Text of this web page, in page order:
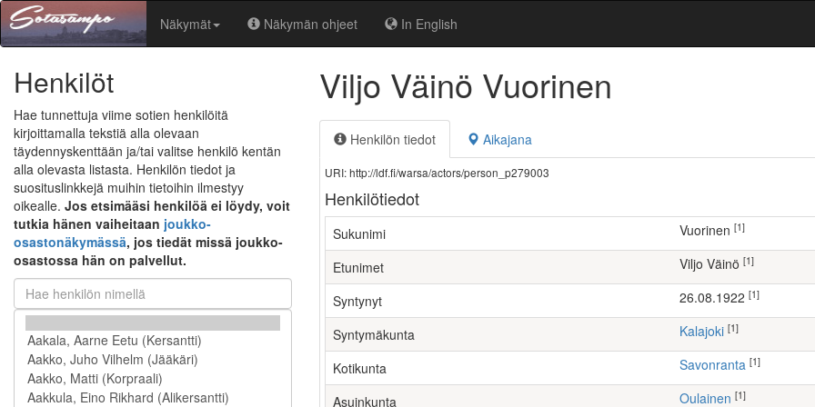
Näkymät Näkymän ohjeet In English
Henkilöt
Hae tunnettuja viime sotien henkilöitä
kirjoittamalla tekstiä alla olevaan
täydennyskenttään ja/tai valitse henkilö kentän
alla olevasta listasta. Henkilön tiedot ja
suosituslinkkejä muihin tietoihin ilmestyy
oikealle. Jos etsimääsi henkilöä ei löydy, voit
tutkia hänen vaiheitaan joukko-
osastonäkymässä, jos tiedät missä joukko-
osastossa hän on palvellut.
Viljo Väinö Vuorinen
Henkilön tiedot Aikajana
URI: http://ldf.fi/warsa/actors/person_p279003
Henkilötiedot
Sukunimi Vuorinen [1]
Etunimet Viljo Väinö [1]
Syntynyt 26.08.1922 [1]
Syntymäkunta Kalajoki [1]
Kotikunta Savonranta [1]
Asuinkunta Oulainen [1]